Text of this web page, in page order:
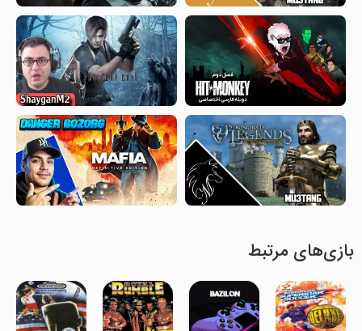
بازی‌های مرتبط